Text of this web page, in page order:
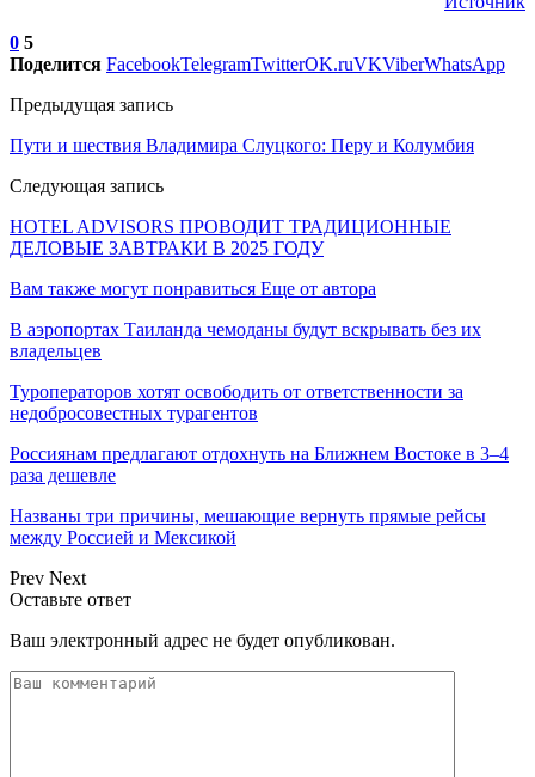
0 5
Поделится FacebookTelegramTwitterOK.ruVKViberWhatsApp
Предыдущая запись
Пути и шествия Владимира Слуцкого: Перу и Колумбия
Следующая запись
HOTEL ADVISORS ПРОВОДИТ ТРАДИЦИОННЫЕ
ДЕЛОВЫЕ ЗАВТРАКИ В 2025 ГОДУ
Вам также могут понравиться Еще от автора
В аэропортах Таиланда чемоданы будут вскрывать без их
владельцев
Туроператоров хотят освободить от ответственности за
недобросовестных турагентов
Россиянам предлагают отдохнуть на Ближнем Востоке в 3–4
раза дешевле
Названы три причины, мешающие вернуть прямые рейсы
между Россией и Мексикой
Prev Next
Оставьте ответ
Ваш электронный адрес не будет опубликован.